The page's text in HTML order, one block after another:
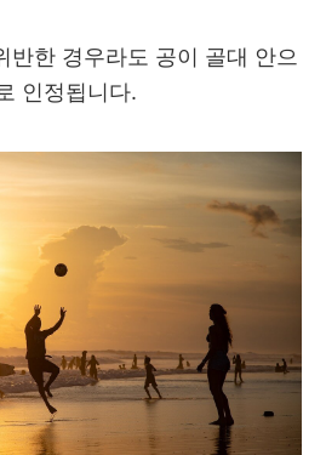
반한 경우라도 공이 골대 안으
인정됩니다.